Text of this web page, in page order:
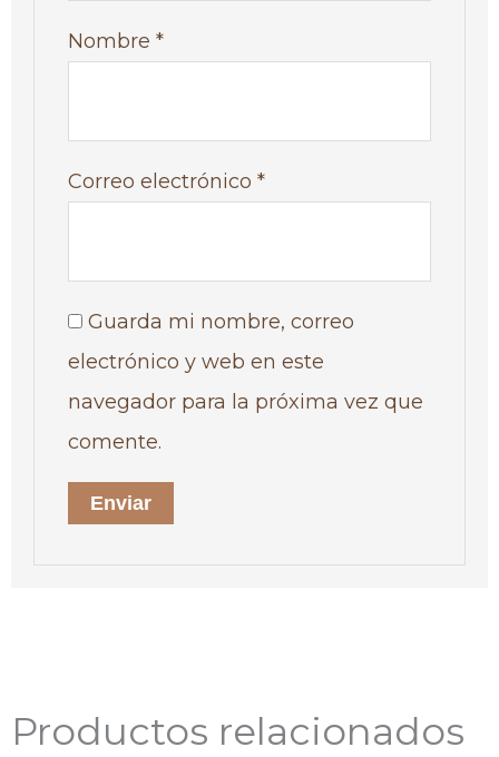
Nombre*
Correo electrónico*
Guarda mi nombre, correo
electrónico y web en este
navegador para la próxima vez que
comente.
Productos relacionados